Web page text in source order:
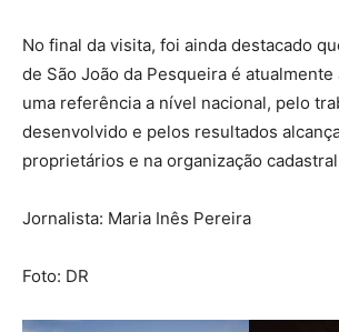
No final da visita, foi ainda destacado
de São João da Pesqueira é
uma referência a nível nacional, pelo
desenvolvido e pelos resultados
proprietários e na organização
Jornalista: Maria Inês Pereira
Foto: DR